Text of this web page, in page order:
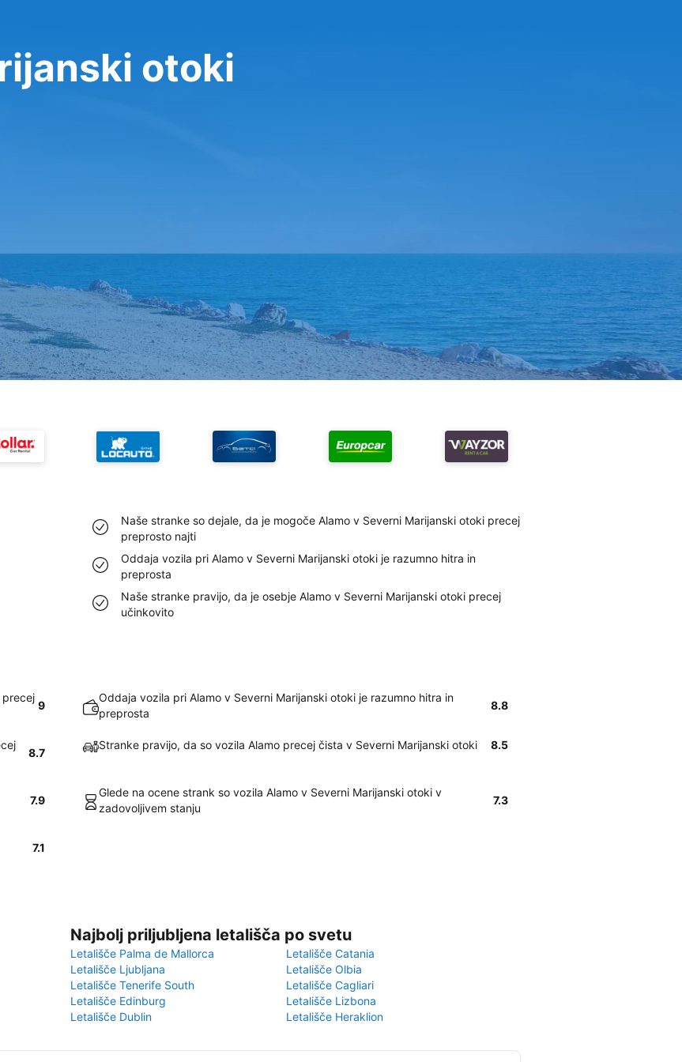
otoki
Naše stranke so dejale, da je mogoče Alamo v Severni Marijanski otoki precej
preprosto najti
Oddaja vozila pri Alamo v Severni Marijanski otoki je razumno hitra in
preprosta
Naše stranke pravijo, da je osebje Alamo v Severni Marijanski otoki precej
učinkovito
precej
9
Oddaja vozila pri Alamo v Severni Marijanski otoki je razumno hitra in
preprosta
8.8
8.7
Stranke pravijo, da so vozila Alamo precej čista v Severni Marijanski otoki 8.5
7.9
Glede na ocene strank so vozila Alamo v Severni Marijanski otoki v
zadovoljivem stanju
7.3
7.1
Najbolj priljubljena letališča po svetu
Letališče Palma de Mallorca
Letališče Catania
Letališče Ljubljana
Letališče Olbia
Letališče Tenerife South
Letališče Cagliari
Letališče Edinburg
Letališče Lizbona
Letališče Dublin
Letališče Heraklion